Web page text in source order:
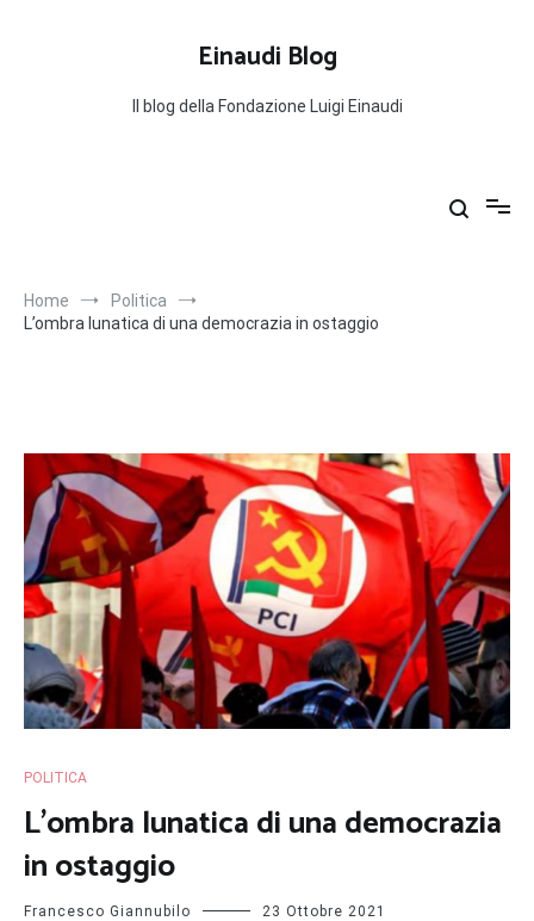
Einaudi Blog
Il blog della Fondazione Luigi Einaudi
Home
Politica
L’ombra lunatica di una democrazia in ostaggio
POLITICA
L’ombra lunatica di una democrazia
in ostaggio
Francesco Giannubilo 23 Ottobre 2021